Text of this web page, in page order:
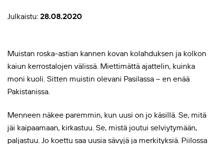
Julkaistu: 28.08.2020
Muistan roska-astian kannen kovan kolahduksen ja kolkon
kaiun kerrostalojen välissä. Miettimättä ajattelin, kuinka
moni kuoli. Sitten muistin olevani Pasilassa – en enää
Pakistanissa.
Menneen näkee paremmin, kun uusi on jo käsillä. Se, mitä
jäi kaipaamaan, kirkastuu. Se, mistä joutui selviytymään,
paljastuu. Jo koettu saa uusia sävyjä ja merkityksiä. Piilossa